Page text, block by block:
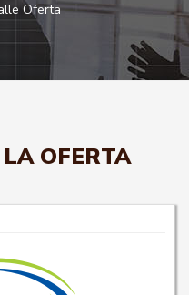
Oferta
OFERTA